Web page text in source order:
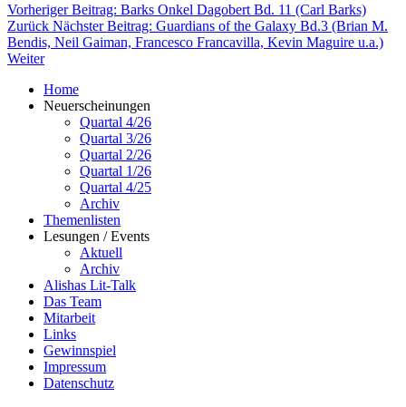
Vorheriger Beitrag: Barks Onkel Dagobert Bd. 11 (Carl Barks)
Zurück Nächster Beitrag: Guardians of the Galaxy Bd.3 (Brian M.
Bendis, Neil Gaiman, Francesco Francavilla, Kevin Maguire u.a.)
Weiter
Home
Neuerscheinungen
Quartal 4/26
Quartal 3/26
Quartal 2/26
Quartal 1/26
Quartal 4/25
Archiv
Themenlisten
Lesungen / Events
Aktuell
Archiv
Alishas Lit-Talk
Das Team
Mitarbeit
Links
Gewinnspiel
Impressum
Datenschutz